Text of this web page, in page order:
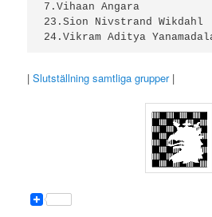
7.Vihaan Angara		        Helsingborgs ASK. 17 p
23.Sion Nivstrand Wikdahl	Helsingborgs ASK. 13 p
|Slutställning samtliga grupper|